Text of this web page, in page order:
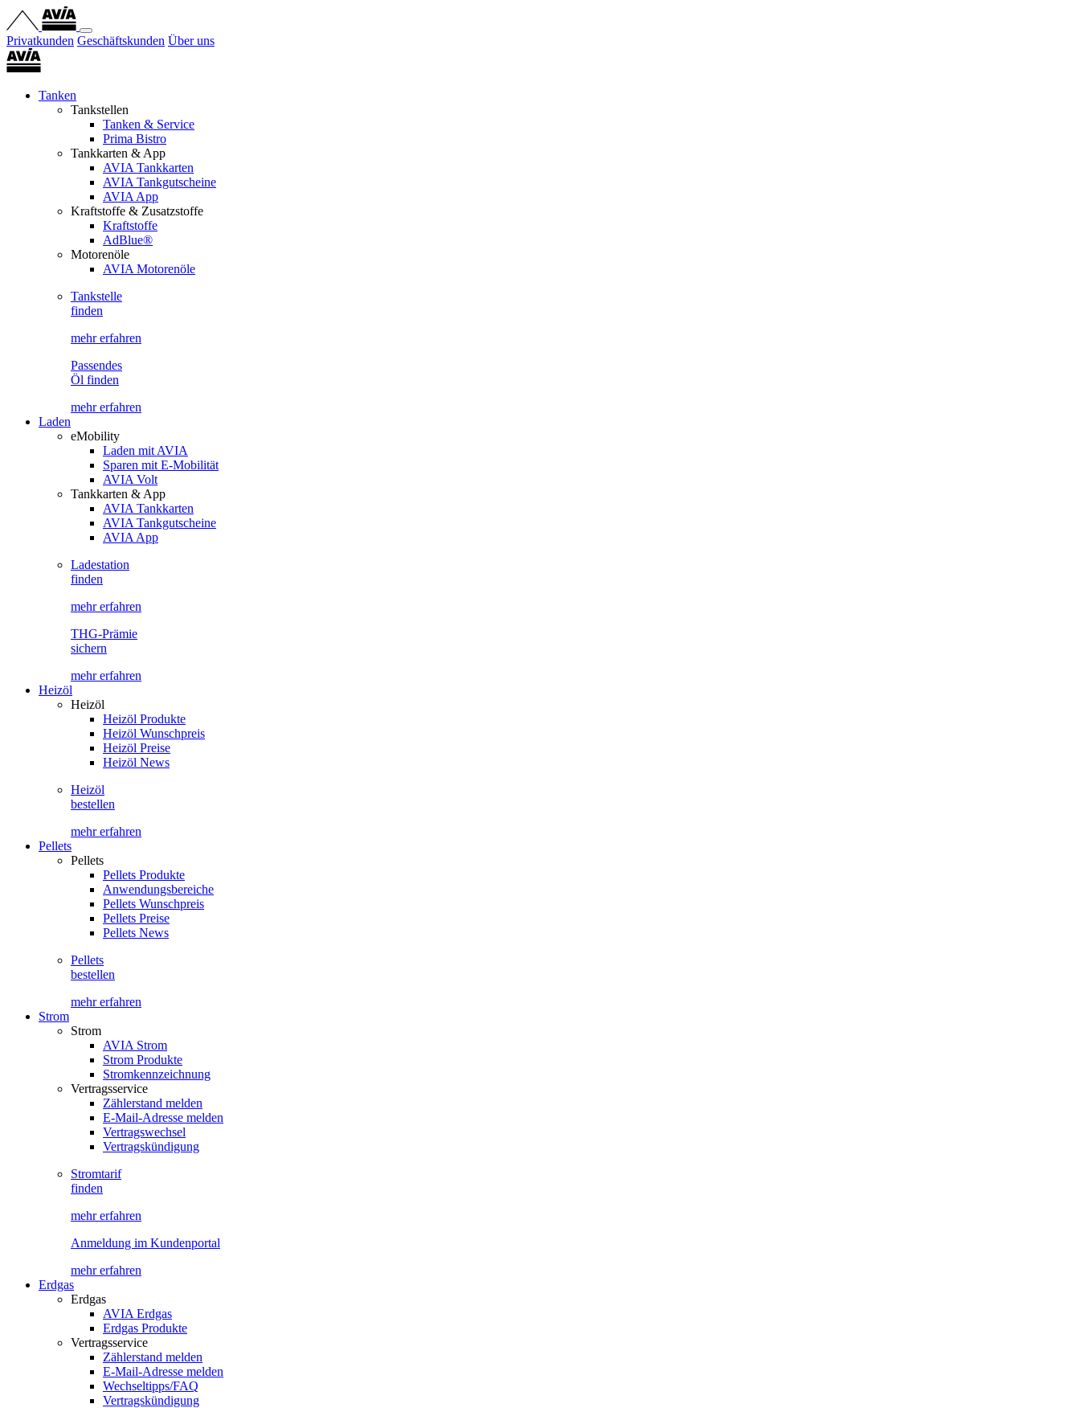
Privatkunden Geschäftskunden Über uns
Tanken
Tankstellen
Tanken & Service
Prima Bistro
Tankkarten & App
AVIA Tankkarten
AVIA Tankgutscheine
AVIA App
Kraftstoffe & Zusatzstoffe
Kraftstoffe
AdBlue®
Motorenöle
AVIA Motorenöle
Tankstelle
finden
mehr erfahren
Passendes
Öl finden
mehr erfahren
Laden
eMobility
Laden mit AVIA
Sparen mit E-Mobilität
AVIA Volt
Tankkarten & App
AVIA Tankkarten
AVIA Tankgutscheine
AVIA App
Ladestation
finden
mehr erfahren
THG-Prämie
sichern
mehr erfahren
Heizöl
Heizöl
Heizöl Produkte
Heizöl Wunschpreis
Heizöl Preise
Heizöl News
Heizöl
bestellen
mehr erfahren
Pellets
Pellets
Pellets Produkte
Anwendungsbereiche
Pellets Wunschpreis
Pellets Preise
Pellets News
Pellets
bestellen
mehr erfahren
Strom
Strom
AVIA Strom
Strom Produkte
Stromkennzeichnung
Vertragsservice
Zählerstand melden
E-Mail-Adresse melden
Vertragswechsel
Vertragskündigung
Stromtarif
finden
mehr erfahren
Anmeldung im Kundenportal
mehr erfahren
Erdgas
Erdgas
AVIA Erdgas
Erdgas Produkte
Vertragsservice
Zählerstand melden
E-Mail-Adresse melden
Wechseltipps/FAQ
Vertragskündigung